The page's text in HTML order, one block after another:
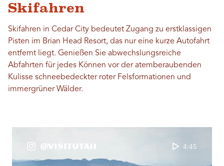
Skifahren
Skifahren in Cedar City bedeutet Zugang zu erstklassigen
Pisten im Brian Head Resort, das nur eine kurze Autofahrt
entfernt liegt. Genießen Sie abwechslungsreiche
Abfahrten für jedes Können vor der atemberaubenden
Kulisse schneebedeckter roter Felsformationen und
immergrüner Wälder.
@VisitUtah 4:45